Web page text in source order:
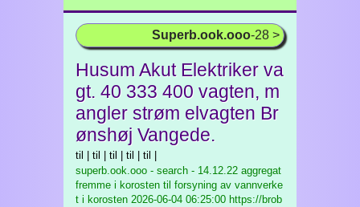
Superb.ook.ooo-28 >
Husum Akut Elektriker va
gt. 40 333 400 vagten, m
angler strøm elvagten Br
ønshøj Vangede.
til | til | til | til | til |
superb.ook.ooo - search - 14.12.22 aggregat
fremme i korosten til forsyning av vannverke
t i korosten 2026-06-04 06:25:00 https://brob